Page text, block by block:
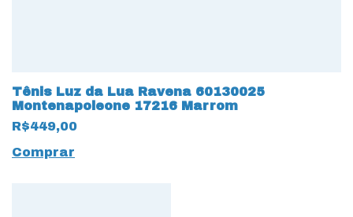
Tênis Luz da Lua Ravena 60130025
Montenapoleone 17216 Marrom
R$449,00
Comprar